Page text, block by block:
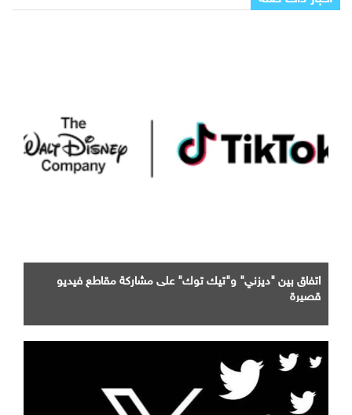
اتفاق بين "ديزني" و"تيك توك" على مشاركة مقاطع فيديو
قصيرة